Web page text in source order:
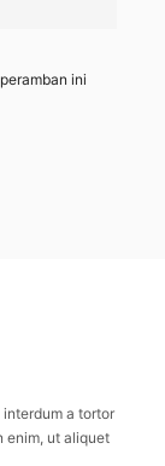
ini
a tortor
enim, ut aliquet